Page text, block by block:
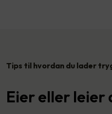
Tips til hvordan du lader
Eier eller leier